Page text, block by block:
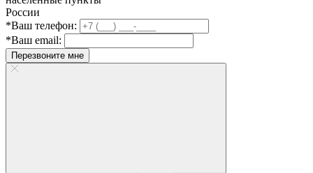
России
*Ваш телефон:
*Ваш email:
Перезвоните мне